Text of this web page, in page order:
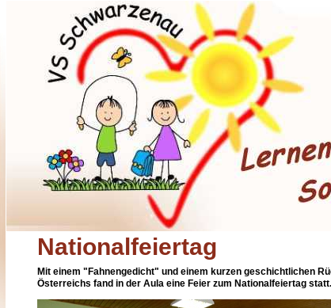
Nationalfeiertag
Mit einem "Fahnengedicht" und einem kurzen geschichtlichen
Österreichs fand in der Aula eine Feier zum Nationalfeiertag